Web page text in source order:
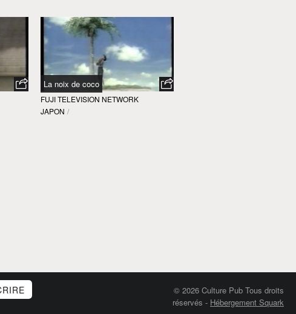
La noix de coco
FUJI TELEVISION NETWORK
JAPON /
© 2026 Culture Pub Tous droits
réservés - Hébergement Squark